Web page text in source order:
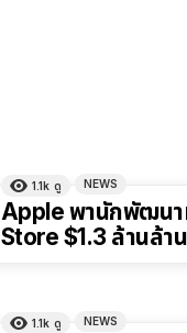
1.1k ดู NEWS
Apple พานักพัฒนา
Store $1.3 ล้านล้า
1.1k ดู NEWS